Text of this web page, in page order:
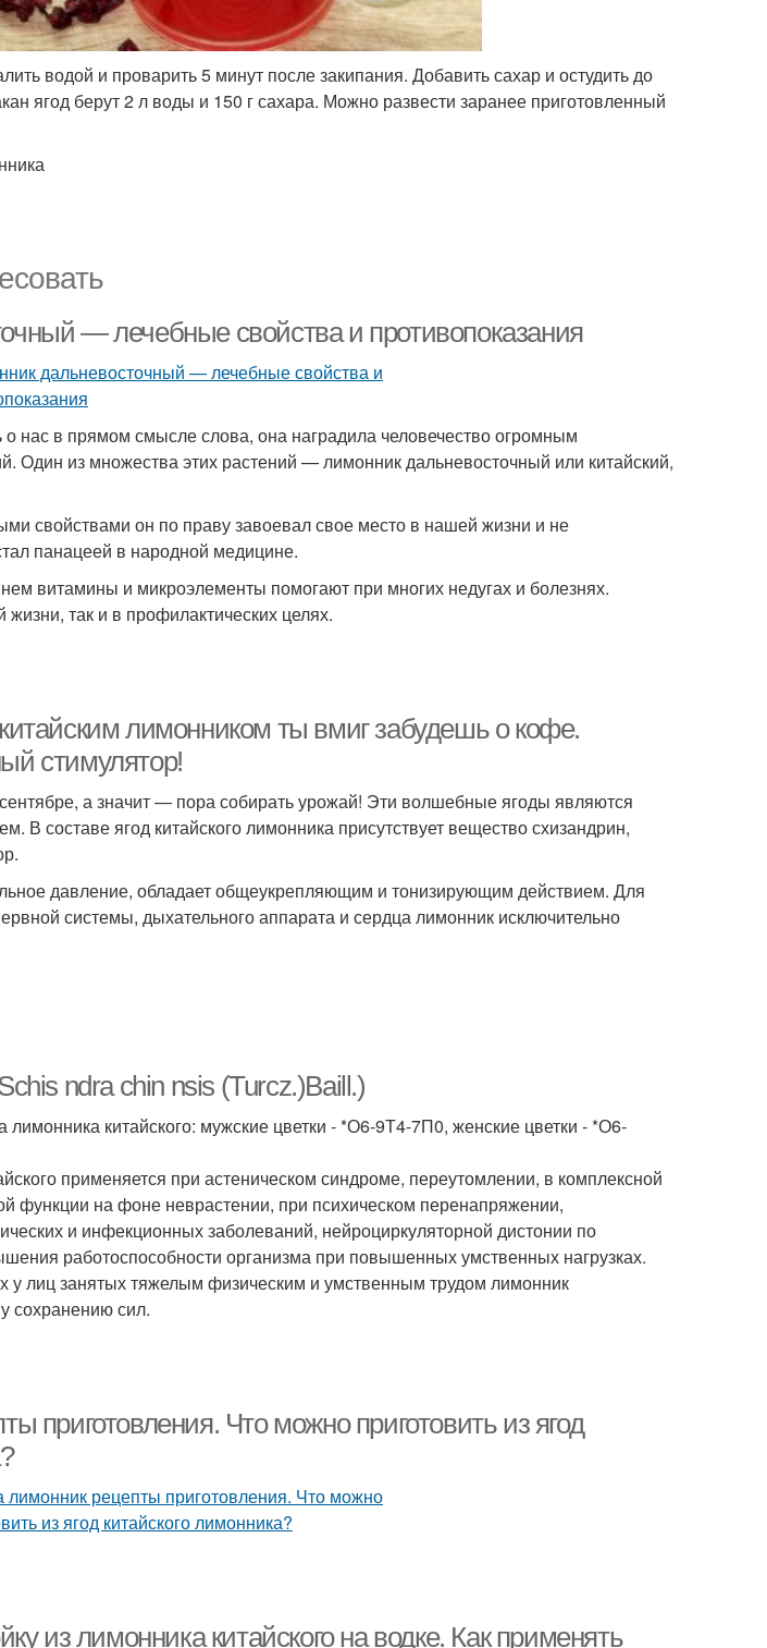
водой и проварить 5 минут после закипания. Добавить сахар и остудить до
ягод берут 2 л воды и 150 г сахара. Можно развести заранее приготовленный
— лечебные свойства и противопоказания
нас в прямом смысле слова, она наградила человечество огромным
Один из множества этих растений — лимонник дальневосточный или китайский,
свойствами он по праву завоевал свое место в нашей жизни и не
панацеей в народной медицине.
витамины и микроэлементы помогают при многих недугах и болезнях.
так и в профилактических целях.
лимонником ты вмиг забудешь о кофе.
стимулятор!
а значит — пора собирать урожай! Эти волшебные ягоды являются
В составе ягод китайского лимонника присутствует вещество схизандрин,
давление, обладает общеукрепляющим и тонизирующим действием. Для
системы, дыхательного аппарата и сердца лимонник исключительно
ndra chin nsis (Turcz.)Baill.)
китайского: мужские цветки - *О6-9Т4-7П0, женские цветки - *О6-
применяется при астеническом синдроме, переутомлении, в комплексной
функции на фоне неврастении, при психическом перенапряжении,
и инфекционных заболеваний, нейроциркуляторной дистонии по
работоспособности организма при повышенных умственных нагрузках.
у лиц занятых тяжелым физическим и умственным трудом лимонник
сохранению сил.
приготовления. Что можно приготовить из ягод
из лимонника китайского на водке. Как применять